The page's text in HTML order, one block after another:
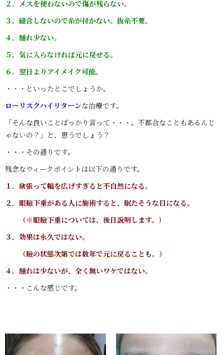
２．メスを使わないので傷が残らない。
３．縫合しないので糸が付かない。抜糸不要。
４．腫れ少ない。
５．気に入らなければ元に戻せる。
６．翌日よりアイメイク可能。
・・・といったとこでしょうか。
ローリスクハイリターンな治療です。
「そんな良いことばっかり言って・・・。不都合なこともあるんじ
ゃないの？」と、思うでしょう？
・・・その通りです。
残念なウィークポイントは以下の通りです。
１．欲張って幅を広げすぎると不自然になる。
２．眼瞼下垂がある人に施術すると、眠たそうな目になる。
（※眼瞼下垂については、後日説明します。）
３．効果は永久ではない。
（瞼の状態次第では数年で元に戻ることも。）
４．腫れは少ないが、全く無いワケではない。
・・・こんな感じです。